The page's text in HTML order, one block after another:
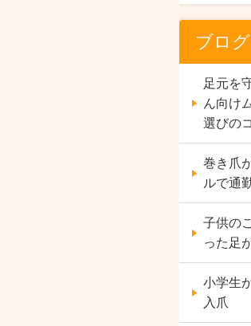
ブログ
足元を
ん向け
選びの
巻き爪
ルで通
子供の
った足
小学生
入爪